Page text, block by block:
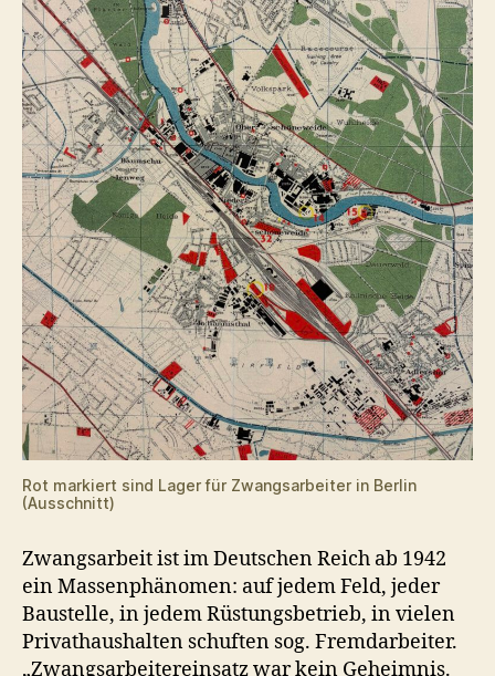
Rot markiert sind Lager für Zwangsarbeiter in Berlin
(Ausschnitt)
Zwangsarbeit ist im Deutschen Reich ab 1942
ein Massenphänomen: auf jedem Feld, jeder
Baustelle, in jedem Rüstungsbetrieb, in vielen
Privathaushalten schuften sog. Fremdarbeiter.
„Zwangsarbeitereinsatz war kein Geheimnis.